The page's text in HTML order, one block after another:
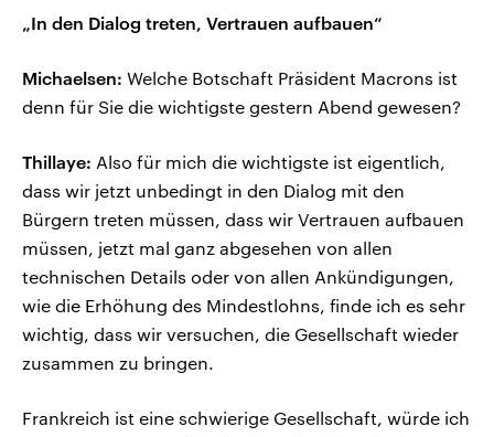
„In den Dialog treten, Vertrauen aufbauen“
Michaelsen: Welche Botschaft Präsident Macrons ist
denn für Sie die wichtigste gestern Abend gewesen?
Thillaye: Also für mich die wichtigste ist eigentlich,
dass wir jetzt unbedingt in den Dialog mit den
Bürgern treten müssen, dass wir Vertrauen aufbauen
müssen, jetzt mal ganz abgesehen von allen
technischen Details oder von allen Ankündigungen,
wie die Erhöhung des Mindestlohns, finde ich es sehr
wichtig, dass wir versuchen, die Gesellschaft wieder
zusammen zu bringen.
Frankreich ist eine schwierige Gesellschaft, würde ich